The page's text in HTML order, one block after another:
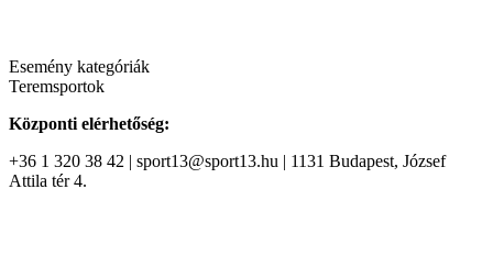
Esemény kategóriák
Teremsportok
Központi elérhetőség:
+36 1 320 38 42 | sport13@sport13.hu | 1131 Budapest, József
Attila tér 4.